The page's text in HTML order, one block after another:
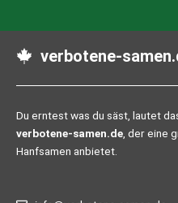
verbotene-
Du erntest was du säst, lautet
verbotene-samen.de , der eine
Hanfsamen anbietet.